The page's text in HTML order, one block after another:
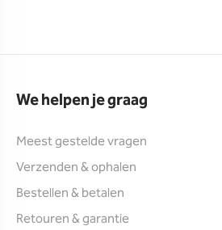
We helpen je graag
Meest gestelde vragen
Verzenden & ophalen
Bestellen & betalen
Retouren & garantie